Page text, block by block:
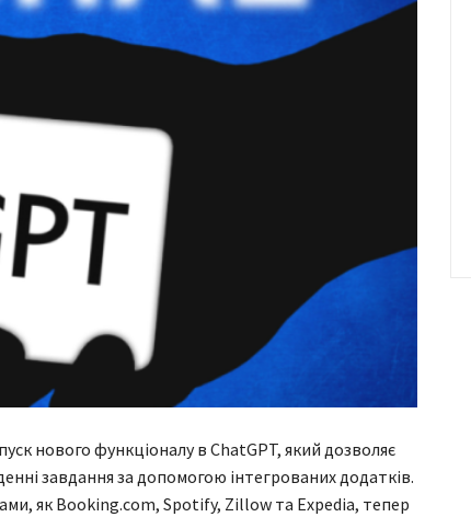
нового функціоналу в ChatGPT, який дозволяє
завдання за допомогою інтегрованих додатків.
як Booking.com, Spotify, Zillow та Expedia, тепер